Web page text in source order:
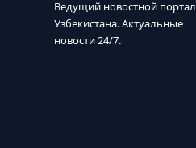
Ведущий новостной портал
Узбекистана. Актуальные
новости 24/7.